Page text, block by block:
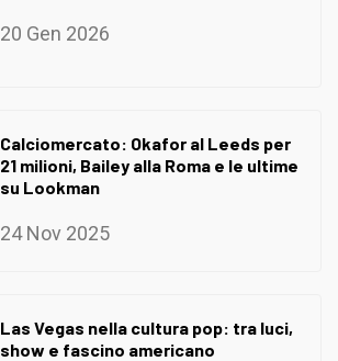
20 Gen 2026
Calciomercato: Okafor al Leeds per
21 milioni, Bailey alla Roma e le ultime
su Lookman
24 Nov 2025
Las Vegas nella cultura pop: tra luci,
show e fascino americano